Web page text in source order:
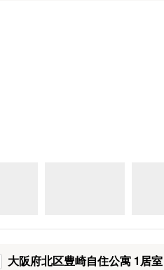
大阪府北区豊崎自住公寓 1居室